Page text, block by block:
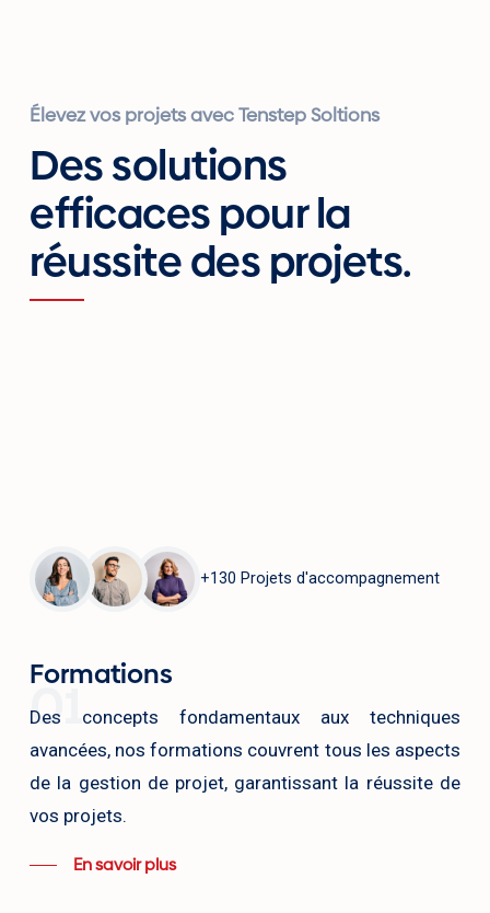
Pré-inscription
Élevez vos projets avec Tenstep Soltions
Des solutions
efficaces pour la
réussite des projets.
+130 Projets d'accompagnement
01
Formations
Des concepts fondamentaux aux techniques
avancées, nos formations couvrent tous les aspects
de la gestion de projet, garantissant la réussite de
vos projets.
En savoir plus